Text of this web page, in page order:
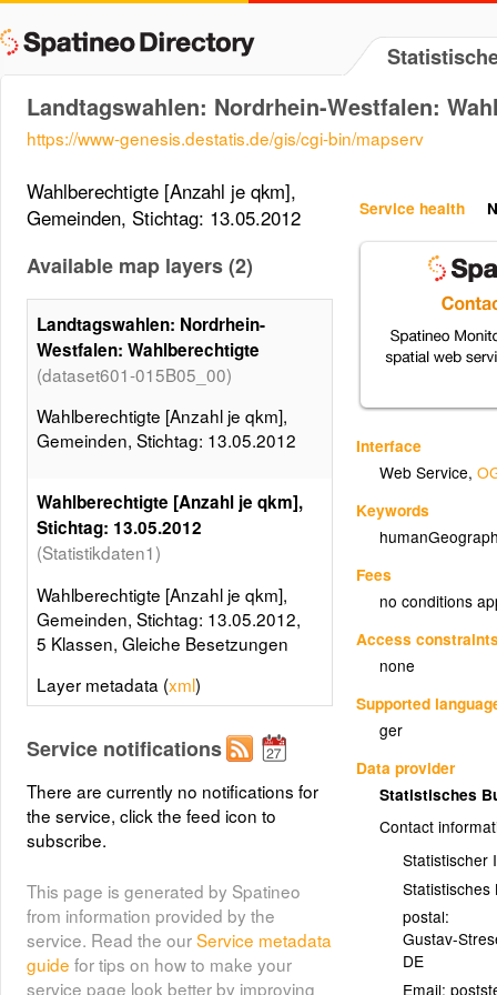
Landtagswahlen: Nordrhein-Westfalen:
https://www-genesis.destatis.de/gis/cgi-bin/mapserv
Service health
Interface
Web Service,
Keywords
Fees
no conditions
Access
none
Supported
ger
Data provider
Statistisches
Contact
Statistischer
Statistisches
postal:
Gustav-
DE
Email:
Wahlberechtigte [Anzahl je qkm],
Gemeinden, Stichtag: 13.05.2012
Available map layers (2)
Landtagswahlen: Nordrhein-
Westfalen: Wahlberechtigte
(dataset601-015B05_00)
Wahlberechtigte [Anzahl je qkm],
Gemeinden, Stichtag: 13.05.2012
Wahlberechtigte [Anzahl je qkm],
Stichtag: 13.05.2012
(Statistikdaten1)
Wahlberechtigte [Anzahl je qkm],
Gemeinden, Stichtag: 13.05.2012,
5 Klassen, Gleiche Besetzungen
Layer metadata (xml)
Service notifications
There are currently no notifications for
the service, click the feed icon to
subscribe.
This page is generated by Spatineo
from information provided by the
service. Read the ourService metadata
guide for tips on how to make your
service page look better by improving